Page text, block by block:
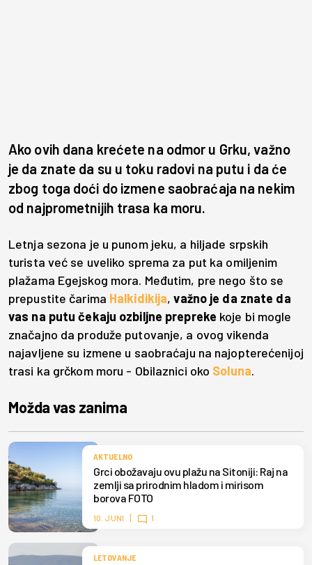
Ako ovih dana krećete na odmor u Grku, važno
je da znate da su u toku radovi na putu i da će
zbog toga doći do izmene saobraćaja na nekim
od najprometnijih trasa ka moru.
Letnja sezona je u punom jeku, a hiljade srpskih
turista već se uveliko sprema za put ka omiljenim
plažama Egejskog mora. Međutim, pre nego što se
prepustite čarima Halkidikija,važno je da znate da
vas na putu čekaju ozbiljne prepreke koje bi mogle
značajno da produže putovanje, a ovog vikenda
najavljene su izmene u saobraćaju na najopterećenijoj
trasi ka grčkom moru - Obilaznici oko Soluna.
Možda vas zanima
AKTUELNO
Grci obožavaju ovu plažu na Sitoniji: Raj na
zemlji sa prirodnim hladom i mirisom
borova FOTO
10. JUNI 1
LETOVANJE